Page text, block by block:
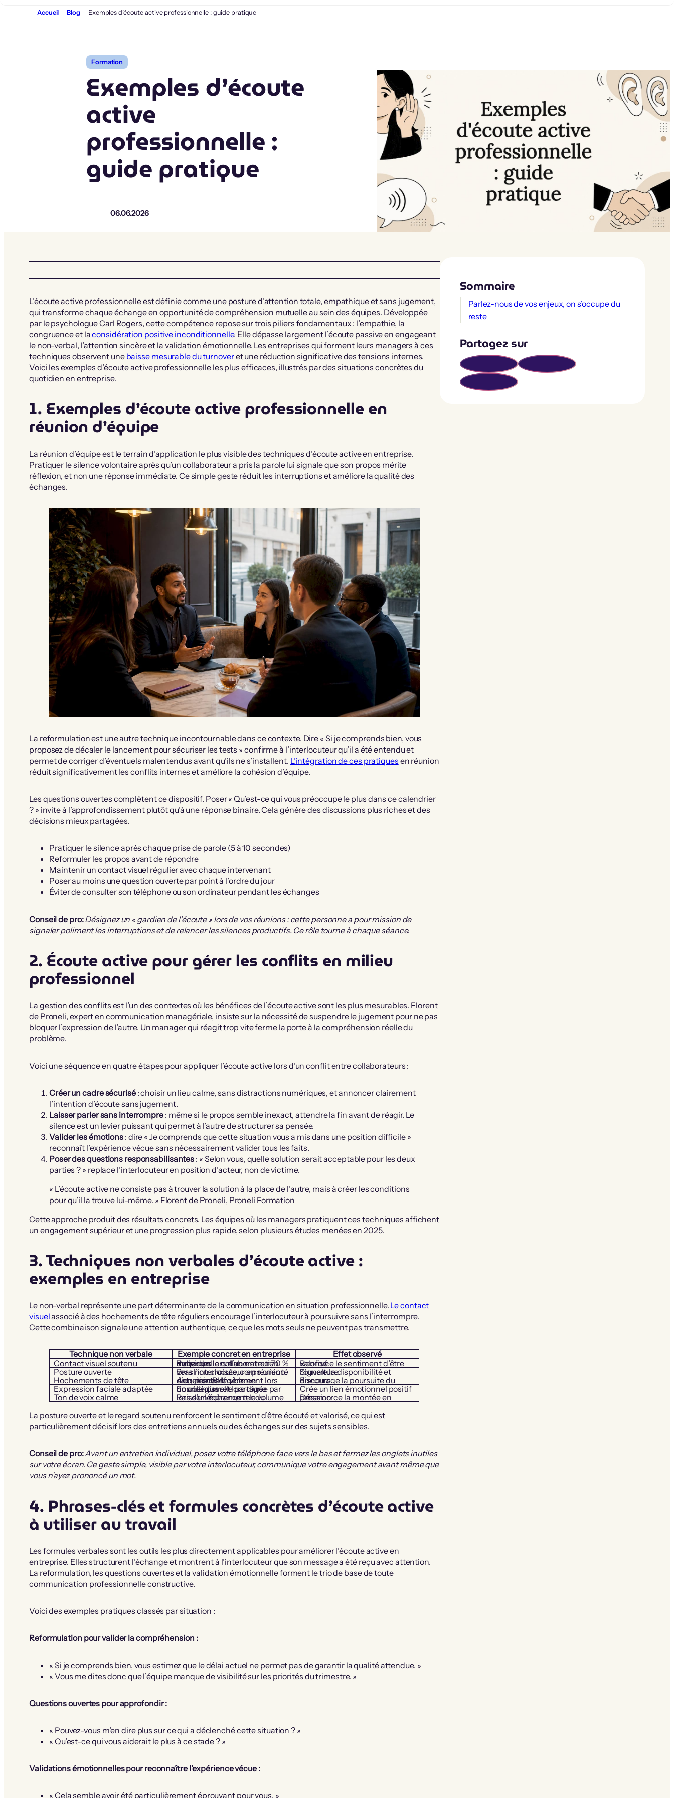
Accueil Blog Exemples d’écoute active professionnelle : guide pratique
Formation
Exemples d’écoute
active
professionnelle :
guide pratique
06.06.2026
L’écoute active professionnelle est définie comme une posture d’attention totale, empathique et sans jugement,
qui transforme chaque échange en opportunité de compréhension mutuelle au sein des équipes. Développée
par le psychologue Carl Rogers, cette compétence repose sur trois piliers fondamentaux : l’empathie, la
congruence et laconsidération positive inconditionnelle. Elle dépasse largement l’écoute passive en engageant
le non-verbal, l’attention sincère et la validation émotionnelle. Les entreprises qui forment leurs managers à ces
techniques observent une baisse mesurable du turnoveret une réduction significative des tensions internes.
Voici les exemples d’écoute active professionnelle les plus efficaces, illustrés par des situations concrètes du
quotidien en entreprise.
1. Exemples d’écoute active professionnelle en
réunion d’équipe
La réunion d’équipe est le terrain d’application le plus visible des techniques d’écoute active en entreprise.
Pratiquer le silence volontaire après qu’un collaborateur a pris la parole lui signale que son propos mérite
réflexion, et non une réponse immédiate. Ce simple geste réduit les interruptions et améliore la qualité des
échanges.
La reformulation est une autre technique incontournable dans ce contexte. Dire « Si je comprends bien, vous
proposez de décaler le lancement pour sécuriser les tests » confirme à l’interlocuteur qu’il a été entendu et
permet de corriger d’éventuels malentendus avant qu’ils ne s’installent. L’intégration de ces pratiques en réunion
réduit significativement les conflits internes et améliore la cohésion d’équipe.
Les questions ouvertes complètent ce dispositif. Poser « Qu’est-ce qui vous préoccupe le plus dans ce calendrier
? » invite à l’approfondissement plutôt qu’à une réponse binaire. Cela génère des discussions plus riches et des
décisions mieux partagées.
Pratiquer le silence après chaque prise de parole (5 à 10 secondes)
Reformuler les propos avant de répondre
Maintenir un contact visuel régulier avec chaque intervenant
Poser au moins une question ouverte par point à l’ordre du jour
Éviter de consulter son téléphone ou son ordinateur pendant les échanges
Conseil de pro:Désignez un « gardien de l’écoute » lors de vos réunions : cette personne a pour mission de
signaler poliment les interruptions et de relancer les silences productifs. Ce rôle tourne à chaque séance.
2. Écoute active pour gérer les conflits en milieu
professionnel
La gestion des conflits est l’un des contextes où les bénéfices de l’écoute active sont les plus mesurables. Florent
de Proneli, expert en communication managériale, insiste sur la nécessité de suspendre le jugement pour ne pas
bloquer l’expression de l’autre. Un manager qui réagit trop vite ferme la porte à la compréhension réelle du
problème.
Voici une séquence en quatre étapes pour appliquer l’écoute active lors d’un conflit entre collaborateurs :
Créer un cadre sécurisé: choisir un lieu calme, sans distractions numériques, et annoncer clairement
l’intention d’écoute sans jugement.
Laisser parler sans interrompre: même si le propos semble inexact, attendre la fin avant de réagir. Le
silence est un levier puissant qui permet à l’autre de structurer sa pensée.
Valider les émotions : dire « Je comprends que cette situation vous a mis dans une position difficile »
reconnaît l’expérience vécue sans nécessairement valider tous les faits.
Poser des questions responsabilisantes : « Selon vous, quelle solution serait acceptable pour les deux
parties ? » replace l’interlocuteur en position d’acteur, non de victime.
« L’écoute active ne consiste pas à trouver la solution à la place de l’autre, mais à créer les conditions
pour qu’il la trouve lui-même. » Florent de Proneli, Proneli Formation
Cette approche produit des résultats concrets. Les équipes où les managers pratiquent ces techniques affichent
un engagement supérieur et une progression plus rapide, selon plusieurs études menées en 2025.
3. Techniques non verbales d’écoute active :
exemples en entreprise
Le non-verbal représente une part déterminante de la communication en situation professionnelle. Le contact
visuelassocié à des hochements de tête réguliers encourage l’interlocuteur à poursuivre sans l’interrompre.
Cette combinaison signale une attention authentique, ce que les mots seuls ne peuvent pas transmettre.
Technique non verbale Exemple concret en entreprise
Effet observé
Contact visuel soutenu
Regarder le collaborateur 70 % du temps lors d’un entretien individuel
Renforce le sentiment d’être valorisé
Posture ouverte
Bras non croisés, corps orienté vers l’interlocuteur en réunion
Signale la disponibilité et l’ouverture
Hochements de tête
Acquiescer légèrement lors d’un point sensible en entretien RH
Encourage la poursuite du discours
Expression faciale adaptée
Sourire discret lors d’une bonne nouvelle partagée par un collègue
Crée un lien émotionnel positif
Ton de voix calme
Baisser légèrement le volume lors d’un échange tendu
Désamorce la montée en pression
La posture ouverte et le regard soutenu renforcent le sentiment d’être écouté et valorisé, ce qui est
particulièrement décisif lors des entretiens annuels ou des échanges sur des sujets sensibles.
Conseil de pro:Avant un entretien individuel, posez votre téléphone face vers le bas et fermez les onglets inutiles
sur votre écran. Ce geste simple, visible par votre interlocuteur, communique votre engagement avant même que
vous n’ayez prononcé un mot.
4. Phrases-clés et formules concrètes d’écoute active
à utiliser au travail
Les formules verbales sont les outils les plus directement applicables pour améliorer l’écoute active en
entreprise. Elles structurent l’échange et montrent à l’interlocuteur que son message a été reçu avec attention.
La reformulation, les questions ouvertes et la validation émotionnelle forment le trio de base de toute
communication professionnelle constructive.
Voici des exemples pratiques classés par situation :
Reformulation pour valider la compréhension :
« Si je comprends bien, vous estimez que le délai actuel ne permet pas de garantir la qualité attendue. »
« Vous me dites donc que l’équipe manque de visibilité sur les priorités du trimestre. »
Questions ouvertes pour approfondir :
« Pouvez-vous m’en dire plus sur ce qui a déclenché cette situation ? »
« Qu’est-ce qui vous aiderait le plus à ce stade ? »
Validations émotionnelles pour reconnaître l’expérience vécue :
« Cela semble avoir été particulièrement éprouvant pour vous. »
Sommaire
Parlez-nous de vos enjeux, on s’occupe du
reste
Partagez sur